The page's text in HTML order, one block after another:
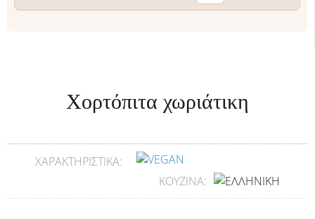
Χορτόπιτα χωριάτικη
ΧΑΡΑΚΤΗΡΙΣΤΙΚΆ:
ΚΟΥΖΊΝΑ: